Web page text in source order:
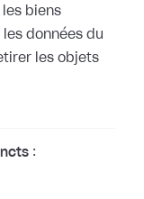
les biens
données du
les objets
: